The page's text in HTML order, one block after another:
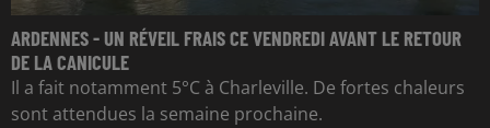
ARDENNES - UN RÉVEIL FRAIS CE VENDREDI AVANT LE RETOUR
DE LA CANICULE
Il a fait notamment 5°C à Charleville. De fortes chaleurs
sont attendues la semaine prochaine.